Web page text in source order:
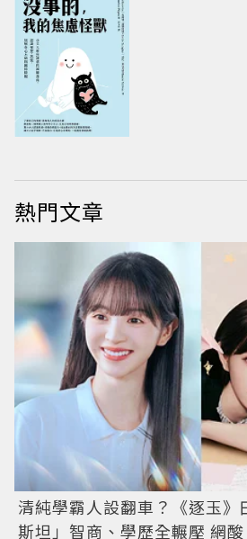
熱門文章
清純學霸人設翻車？《逐玉》
斯坦」智商、學歷全輾壓 網